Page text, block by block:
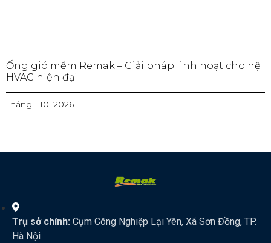
Ống gió mềm Remak – Giải pháp linh hoạt cho hệ
HVAC hiện đại
Tháng 1 10, 2026
Trụ sở chính: Cụm Công Nghiệp Lại Yên, Xã Sơn Đồng, TP.
Hà Nội